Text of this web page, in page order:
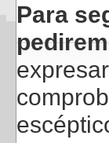
Para